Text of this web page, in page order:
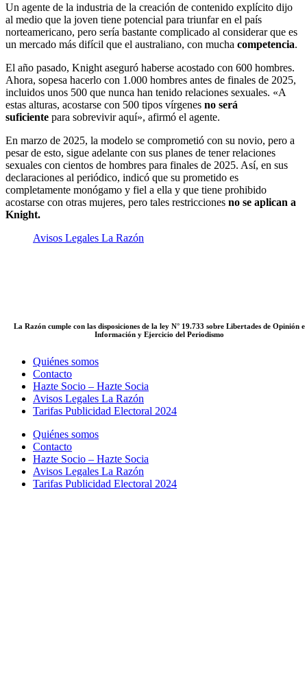
Un agente de la industria de la creación de contenido explícito dijo
al medio que la joven tiene potencial para triunfar en el país
norteamericano, pero sería bastante complicado al considerar que es
un mercado más difícil que el australiano, con mucha competencia.
El año pasado, Knight aseguró haberse acostado con 600 hombres.
Ahora, sopesa hacerlo con 1.000 hombres antes de finales de 2025,
incluidos unos 500 que nunca han tenido relaciones sexuales. «A
estas alturas, acostarse con 500 tipos vírgenes no será
suficiente para sobrevivir aquí», afirmó el agente.
En marzo de 2025, la modelo se comprometió con su novio, pero a
pesar de esto, sigue adelante con sus planes de tener relaciones
sexuales con cientos de hombres para finales de 2025. Así, en sus
declaraciones al periódico, indicó que su prometido es
completamente monógamo y fiel a ella y que tiene prohibido
acostarse con otras mujeres, pero tales restricciones no se aplican a
Knight.
Avisos Legales La Razón
La Razón cumple con las disposiciones de la ley N° 19.733 sobre Libertades de Opinión e
Información y Ejercicio del Periodismo
Quiénes somos
Contacto
Hazte Socio – Hazte Socia
Avisos Legales La Razón
Tarifas Publicidad Electoral 2024
Quiénes somos
Contacto
Hazte Socio – Hazte Socia
Avisos Legales La Razón
Tarifas Publicidad Electoral 2024